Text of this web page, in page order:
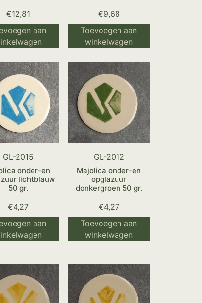
€12,81
aan
€9,68
Toevoegen aan
winkelwagen
GL-2015
onder-en
lichtblauw
50 gr.
€4,27
aan
GL-2012
Majolica onder-en
opglazuur
donkergroen 50 gr.
€4,27
Toevoegen aan
winkelwagen